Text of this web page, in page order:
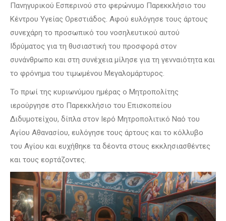
Πανηγυρικού Εσπερινού στο φερώνυμο Παρεκκλήσιο του
Κέντρου Υγείας Ορεστιάδος. Αφού ευλόγησε τους άρτους
συνεχάρη το προσωπικό του νοσηλευτικού αυτού
Ιδρύματος για τη θυσιαστική του προσφορά στον
συνάνθρωπο και στη συνέχεια μίλησε για τη γενναιότητα και
το φρόνημα του τιμωμένου Μεγαλομάρτυρος.
Το πρωί της κυριωνύμου ημέρας ο Μητροπολίτης
ιερούργησε στο Παρεκκλήσιο του Επισκοπείου
Διδυμοτείχου, δίπλα στον Ιερό Μητροπολιτικό Ναό του
Αγίου Αθανασίου, ευλόγησε τους άρτους και το κόλλυβο
του Αγίου και ευχήθηκε τα δέοντα στους εκκλησιασθέντες
και τους εορτάζοντες.